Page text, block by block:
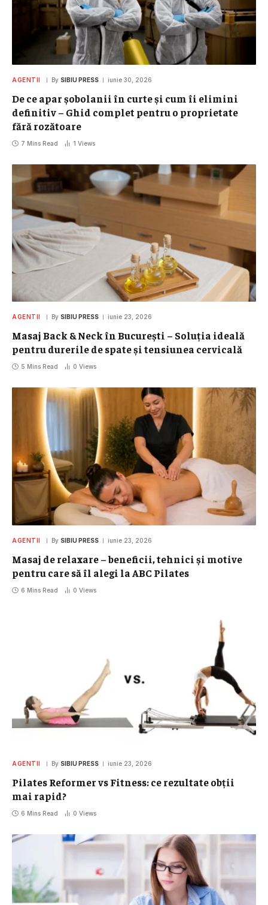
AGENTII By SIBIU PRESS iunie 30, 2026
De ce apar șobolanii în curte și cum îi elimini
definitiv – Ghid complet pentru o proprietate
fără rozătoare
7 Mins Read 1 Views
AGENTII By SIBIU PRESS iunie 23, 2026
Masaj Back & Neck în București – Soluția ideală
pentru durerile de spate și tensiunea cervicală
5 Mins Read 0 Views
AGENTII By SIBIU PRESS iunie 23, 2026
Masaj de relaxare – beneficii, tehnici și motive
pentru care să îl alegi la ABC Pilates
6 Mins Read 0 Views
AGENTII By SIBIU PRESS iunie 23, 2026
Pilates Reformer vs Fitness: ce rezultate obții
mai rapid?
6 Mins Read 0 Views